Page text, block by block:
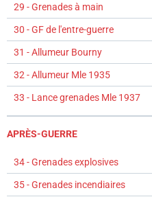
29 - Grenades à main
30 - GF de l'entre-guerre
31 - Allumeur Bourny
32 - Allumeur Mle 1935
33 - Lance grenades Mle 1937
APRÈS-GUERRE
34 - Grenades explosives
35 - Grenades incendiaires